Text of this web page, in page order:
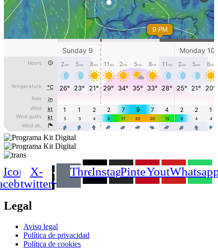
Icon-
X-
twitter
ThreadsInstagramPinterestYoutube
Legal
Main
Menu
Aviso legal
Política de privacidad
Política de cookies